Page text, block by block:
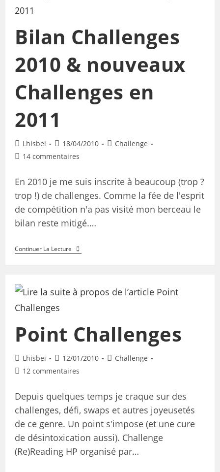
Bilan Challenges
2010 & nouveaux
Challenges en
2011
Lhisbei 18/04/2010
Challenge
14 commentaires
En 2010 je me suis inscrite à beaucoup (trop ?
trop !) de challenges. Comme la fée de l'esprit
de compétition n'a pas visité mon berceau le
bilan reste mitigé.…
Continuer La Lecture
Point Challenges
Lhisbei 12/01/2010
Challenge
12 commentaires
Depuis quelques temps je craque sur des
challenges, défi, swaps et autres joyeusetés
de ce genre. Un point s'impose (et une cure
de désintoxication aussi). Challenge
(Re)Reading HP organisé par…